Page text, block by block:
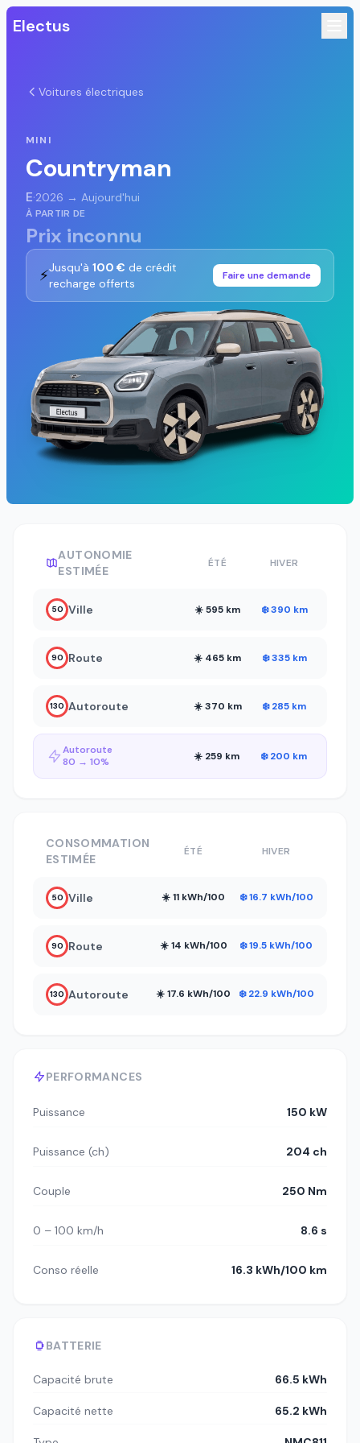
Electus
Voitures électriques
MINI
Countryman
E·2026 → Aujourd'hui
À PARTIR DE
Prix inconnu
⚡Jusqu'à 100 € de crédit
recharge offerts
Faire une demande
AUTONOMIE
ESTIMÉE
ÉTÉ HIVER
50 Ville ☀️ 595 km ❄️ 390 km
90 Route ☀️ 465 km ❄️ 335 km
130 Autoroute ☀️ 370 km ❄️ 285 km
Autoroute
80 → 10%
☀️ 259 km ❄️ 200 km
PERFORMANCES
Puissance 150 kW
Puissance (ch) 204 ch
Couple 250 Nm
0 – 100 km/h 8.6 s
Conso réelle 16.3 kWh/100 km
BATTERIE
Capacité brute 66.5 kWh
Capacité nette 65.2 kWh
CONSOMMATION
ESTIMÉE
ÉTÉ HIVER
50 Ville ☀️ 11 kWh/100 ❄️ 16.7 kWh/100
90 Route ☀️ 14 kWh/100 ❄️ 19.5 kWh/100
130 Autoroute ☀️ 17.6 kWh/100 ❄️ 22.9 kWh/100